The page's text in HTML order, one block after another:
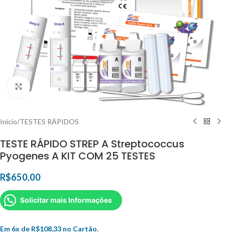
Clique para ampliar
Início/TESTES RÁPIDOS
TESTE RÁPIDO STREP A Streptococcus
Pyogenes A KIT COM 25 TESTES
R$650,00
Solicitar mais Informações
Em 6x de R$108,33 no Cartão.